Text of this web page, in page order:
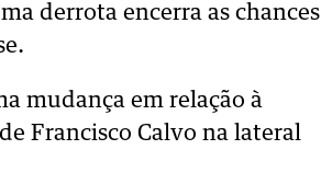
derrota encerra as chances
mudança em relação à
Francisco Calvo na lateral